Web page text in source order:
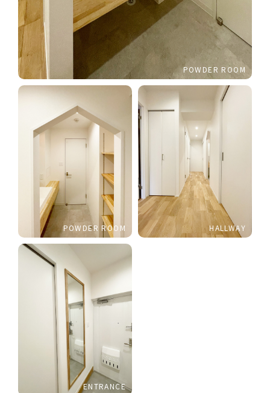
POWDER ROOM
POWDER ROOM HALLWAY
ENTRANCE